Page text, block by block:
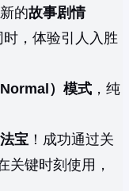
的故事剧情
时，体验引人入胜
）模式 ，纯
法宝 ！成功通过关
关键时刻使用，